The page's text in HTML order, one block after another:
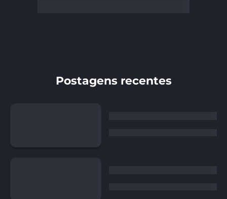
Postagens recentes